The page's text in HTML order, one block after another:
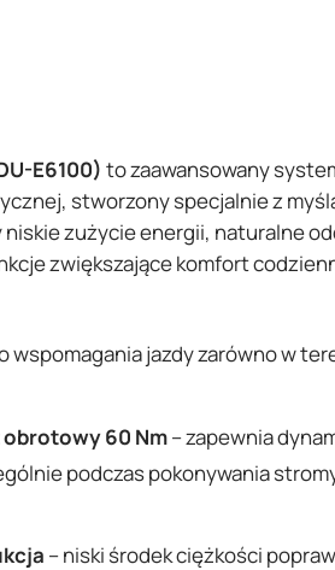
E6100) to zaawansowany
stworzony specjalnie z
zużycie energii, naturalne
zwiększające komfort
wspomagania jazdy zarówno w
60 Nm– zapewnia
podczas pokonywania
– niski środek ciężkości